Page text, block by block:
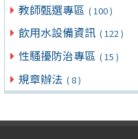
教師甄選專區 ( 100 )
飲用水設備資訊 ( 122 )
性騷擾防治專區 ( 15 )
規章辦法 ( 8 )